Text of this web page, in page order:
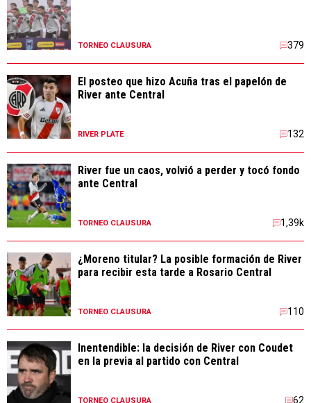
TORNEO CLAUSURA 379
El posteo que hizo Acuña tras el papelón de
River ante Central
RIVER PLATE 132
River fue un caos, volvió a perder y tocó fondo
ante Central
TORNEO CLAUSURA 1,39k
¿Moreno titular? La posible formación de River
para recibir esta tarde a Rosario Central
TORNEO CLAUSURA 110
Inentendible: la decisión de River con Coudet
en la previa al partido con Central
TORNEO CLAUSURA 62